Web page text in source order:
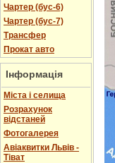
Чартер (бус-6)
Чартер (бус-7)
Трансфер
Прокат авто
Інформація
Міста і селища
Розрахунок
відстаней
Фотогалерея
Авіаквитки Львів -
Тіват